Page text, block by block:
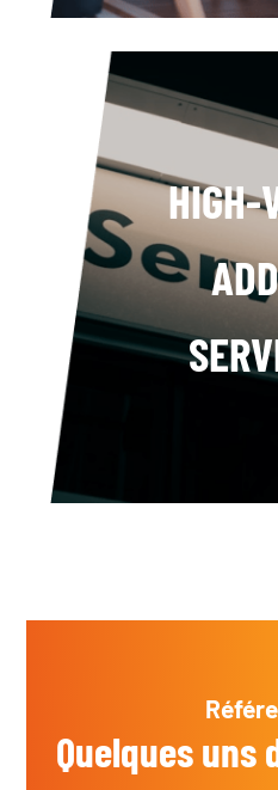
HIGH-
Quelques uns